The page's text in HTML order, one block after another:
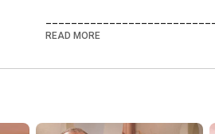
✨ Mehr über KIRCHE IN NOT
📘 Facebook: facebook.com/
Wir sind ein internationales
READ MORE